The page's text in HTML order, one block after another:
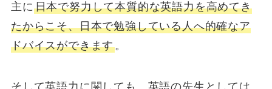
主に日本で努力して本質的な英語力を高めてき
たからこそ、日本で勉強している人へ的確なア
ドバイスができます。
そして英語力に関しても、英語の先生としては